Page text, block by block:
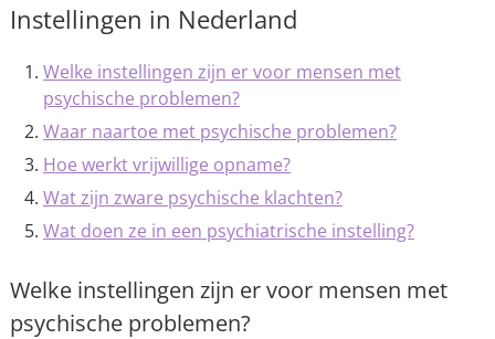
Instellingen in Nederland
Welke instellingen zijn er voor mensen met
psychische problemen?
Waar naartoe met psychische problemen?
Hoe werkt vrijwillige opname?
Wat zijn zware psychische klachten?
Wat doen ze in een psychiatrische instelling?
Welke instellingen zijn er voor mensen met
psychische problemen?